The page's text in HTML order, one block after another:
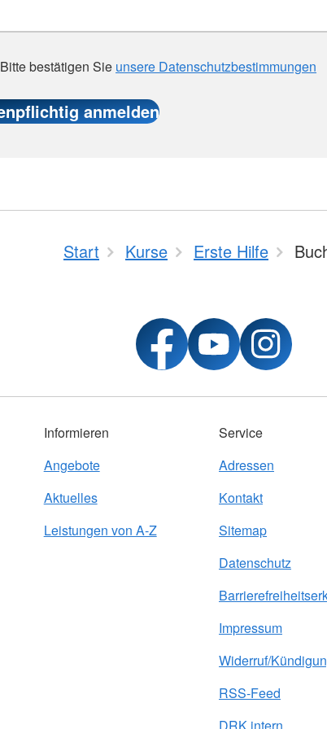
Bitte bestätigen Sie unsere Datenschutzbestimmungen
Start Kurse Erste Hilfe
Informieren
Angebote
Aktuelles
Leistungen von A-Z
Service
Adressen
Kontakt
Sitemap
Datenschutz
Impressum
Widerruf/
RSS-Feed